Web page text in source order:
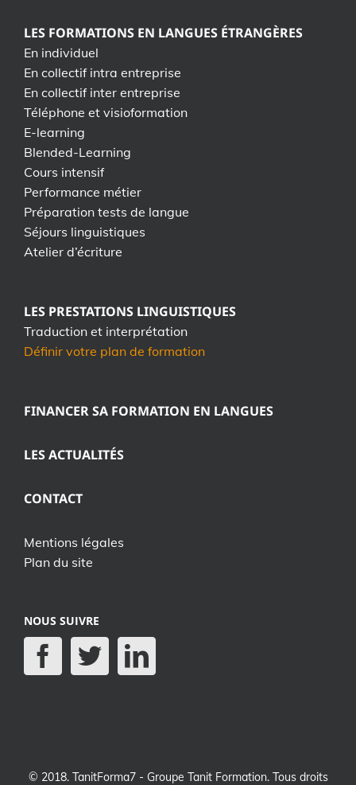
LES FORMATIONS EN LANGUES ÉTRANGÈRES
En individuel
En collectif intra entreprise
En collectif inter entreprise
Téléphone et visioformation
E-learning
Blended-Learning
Cours intensif
Performance métier
Préparation tests de langue
Séjours linguistiques
Atelier d’écriture
LES PRESTATIONS LINGUISTIQUES
Traduction et interprétation
Définir votre plan de formation
FINANCER SA FORMATION EN LANGUES
LES ACTUALITÉS
CONTACT
Mentions légales
Plan du site
NOUS SUIVRE
© 2018. TanitForma7 - Groupe Tanit Formation. Tous droits